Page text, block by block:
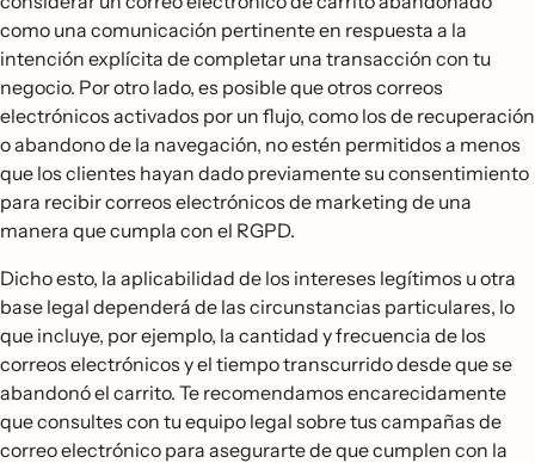
como una comunicación pertinente en respuesta a la
intención explícita de completar una transacción con tu
negocio. Por otro lado, es posible que otros correos
electrónicos activados por un flujo, como los de recuperación
o abandono de la navegación, no estén permitidos a menos
que los clientes hayan dado previamente su consentimiento
para recibir correos electrónicos de marketing de una
manera que cumpla con el RGPD.
Dicho esto, la aplicabilidad de los intereses legítimos u otra
base legal dependerá de las circunstancias particulares, lo
que incluye, por ejemplo, la cantidad y frecuencia de los
correos electrónicos y el tiempo transcurrido desde que se
abandonó el carrito. Te recomendamos encarecidamente
que consultes con tu equipo legal sobre tus campañas de
correo electrónico para asegurarte de que cumplen con la